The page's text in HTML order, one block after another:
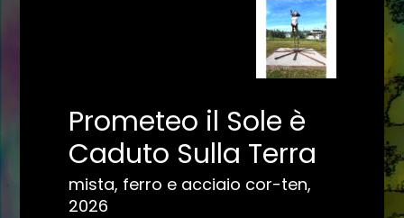
Prometeo il Sole è
Caduto Sulla Terra
mista, ferro e acciaio cor-ten,
2026